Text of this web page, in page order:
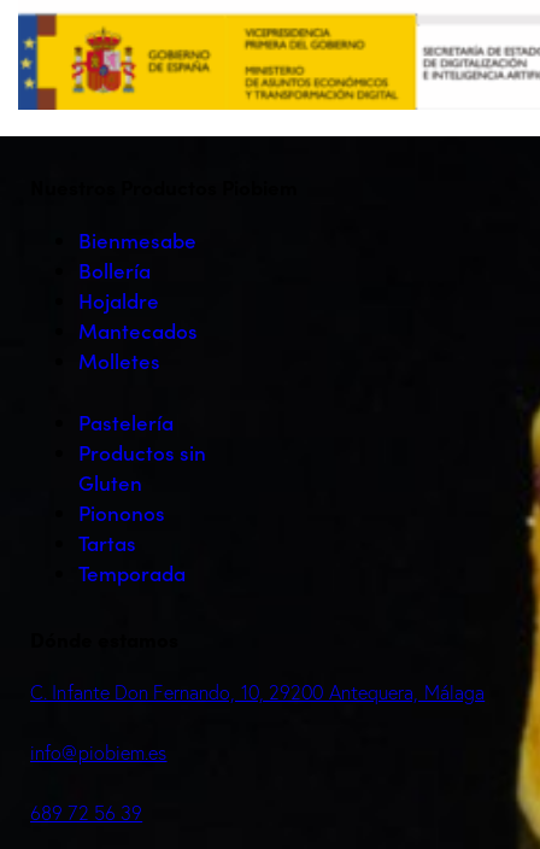
Bienmesabe
Bollería
Hojaldre
Mantecados
Molletes
Pastelería
Productos sin
Gluten
Piononos
Tartas
Temporada
C. Infante Don Fernando, 10, 29200 Antequera, Málaga
info@piobiem.es
689 72 56 39